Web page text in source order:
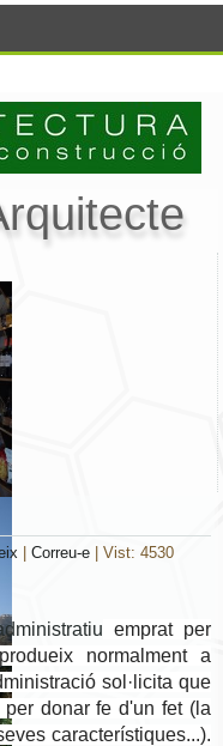
|Correu-e |Vist: 4530
emprat per
normalment a
sol·licita que
donar fe d'un fet (la
característiques...).